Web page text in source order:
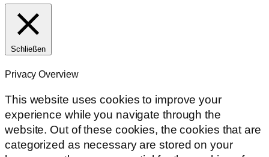
Schließen
Privacy Overview
This website uses cookies to improve your
experience while you navigate through the
website. Out of these cookies, the cookies that are
categorized as necessary are stored on your